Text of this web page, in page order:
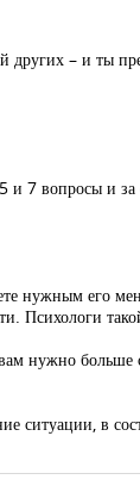
других – и ты
7 вопросы и
нужным его
Психологи
нужно
ситуации, в